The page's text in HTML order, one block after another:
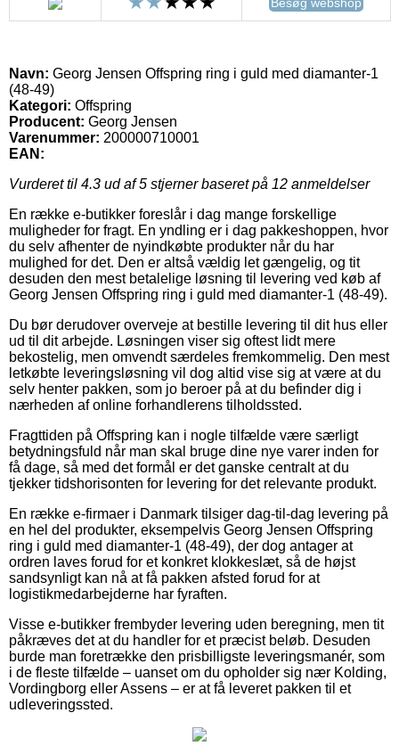
Navn: Georg Jensen Offspring ring i guld med diamanter-1
(48-49)
Kategori: Offspring
Producent: Georg Jensen
Varenummer: 200000710001
EAN:
Vurderet til 4.3 ud af 5 stjerner baseret på 12 anmeldelser
En række e-butikker foreslår i dag mange forskellige
muligheder for fragt. En yndling er i dag pakkeshoppen, hvor
du selv afhenter de nyindkøbte produkter når du har
mulighed for det. Den er altså vældig let gængelig, og tit
desuden den mest betalelige løsning til levering ved køb af
Georg Jensen Offspring ring i guld med diamanter-1 (48-49).
Du bør derudover overveje at bestille levering til dit hus eller
ud til dit arbejde. Løsningen viser sig oftest lidt mere
bekostelig, men omvendt særdeles fremkommelig. Den mest
letkøbte leveringsløsning vil dog altid vise sig at være at du
selv henter pakken, som jo beroer på at du befinder dig i
nærheden af online forhandlerens tilholdssted.
Fragttiden på Offspring kan i nogle tilfælde være særligt
betydningsfuld når man skal bruge dine nye varer inden for
få dage, så med det formål er det ganske centralt at du
tjekker tidshorisonten for levering for det relevante produkt.
En række e-firmaer i Danmark tilsiger dag-til-dag levering på
en hel del produkter, eksempelvis Georg Jensen Offspring
ring i guld med diamanter-1 (48-49), der dog antager at
ordren laves forud for et konkret klokkeslæt, så de højst
sandsynligt kan nå at få pakken afsted forud for at
logistikmedarbejderne har fyraften.
Visse e-butikker frembyder levering uden beregning, men tit
påkræves det at du handler for et præcist beløb. Desuden
burde man foretrække den prisbilligste leveringsmanér, som
i de fleste tilfælde – uanset om du opholder sig nær Kolding,
Vordingborg eller Assens – er at få leveret pakken til et
udleveringssted.